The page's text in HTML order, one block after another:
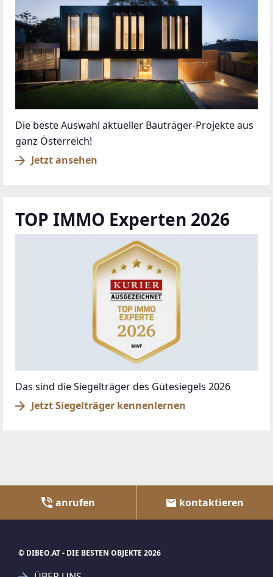
Die beste Auswahl aktueller Bauträger-Projekte aus
ganz Österreich!
Jetzt ansehen
TOP IMMO Experten 2026
Das sind die Siegelträger des Gütesiegels 2026
Jetzt Siegelträger kennenlernen
anrufen kontaktieren
© DIBEO.AT - DIE BESTEN OBJEKTE 2026